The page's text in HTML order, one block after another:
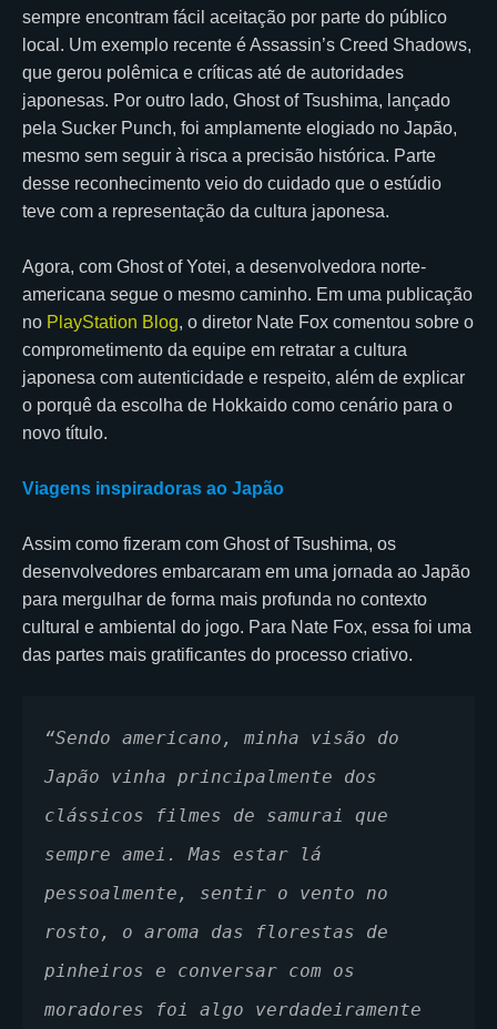
sempre encontram fácil aceitação por parte do público
local. Um exemplo recente é Assassin’s Creed Shadows,
que gerou polêmica e críticas até de autoridades
japonesas. Por outro lado, Ghost of Tsushima, lançado
pela Sucker Punch, foi amplamente elogiado no Japão,
mesmo sem seguir à risca a precisão histórica. Parte
desse reconhecimento veio do cuidado que o estúdio
teve com a representação da cultura japonesa.
Agora, com Ghost of Yotei, a desenvolvedora norte-
americana segue o mesmo caminho. Em uma publicação
no PlayStation Blog, o diretor Nate Fox comentou sobre o
comprometimento da equipe em retratar a cultura
japonesa com autenticidade e respeito, além de explicar
o porquê da escolha de Hokkaido como cenário para o
novo título.
Viagens inspiradoras ao Japão
Assim como fizeram com Ghost of Tsushima, os
desenvolvedores embarcaram em uma jornada ao Japão
para mergulhar de forma mais profunda no contexto
cultural e ambiental do jogo. Para Nate Fox, essa foi uma
das partes mais gratificantes do processo criativo.
“Sendo americano, minha visão do
Japão vinha principalmente dos
clássicos filmes de samurai que
sempre amei. Mas estar lá
pessoalmente, sentir o vento no
rosto, o aroma das florestas de
pinheiros e conversar com os
moradores foi algo verdadeiramente